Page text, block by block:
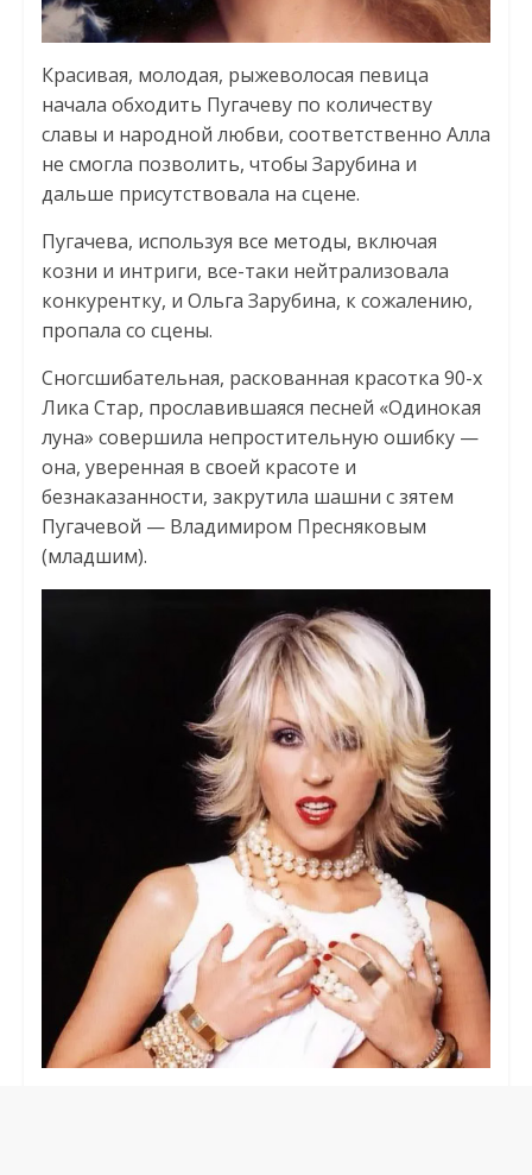
Красивая, молодая, рыжеволосая певица
начала обходить Пугачеву по количеству
славы и народной любви, соответственно Алла
не смогла позволить, чтобы Зарубина и
дальше присутствовала на сцене.
Пугачева, используя все методы, включая
козни и интриги, все-таки нейтрализовала
конкурентку, и Ольга Зарубина, к сожалению,
пропала со сцены.
Сногсшибательная, раскованная красотка 90-х
Лика Стар, прославившаяся песней «Одинокая
луна» совершила непростительную ошибку —
она, уверенная в своей красоте и
безнаказанности, закрутила шашни с зятем
Пугачевой — Владимиром Пресняковым
(младшим).